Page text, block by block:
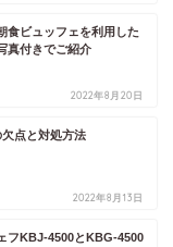
食ビュッフェを利用した
真付きでご紹介
2022年8月20日
点と対処方法
2022年8月13日
フKBJ-4500とKBG-4500